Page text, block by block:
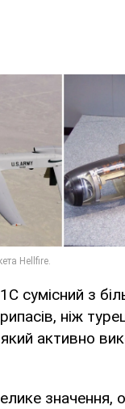
сумісний з
ніж
активно
значення,